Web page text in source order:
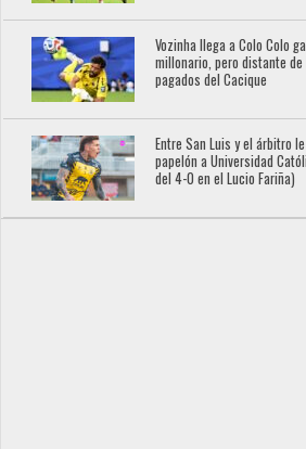
Vozinha llega a Colo Colo
millonario, pero distante
pagados del Cacique
Entre San Luis y el árbitro
papelón a Universidad
del 4-0 en el Lucio Fariña)